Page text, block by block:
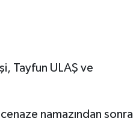
Tayfun ULAŞ ve
namazından sonra